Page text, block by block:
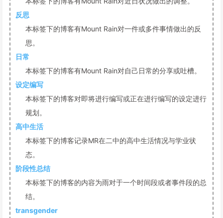
反思
本标签下的博客有Mount Rain对一件或多件事情做出的反
思。
日常
本标签下的博客有Mount Rain对自己日常的分享或吐槽。
设定编写
本标签下的博客对即将进行编写或正在进行编写的设定进行
规划。
高中生活
本标签下的博客记录MR在二中的高中生活情况与学业状
态。
阶段性总结
本标签下的博客的内容为雨对于一个时间段或者事件段的总
结。
transgender